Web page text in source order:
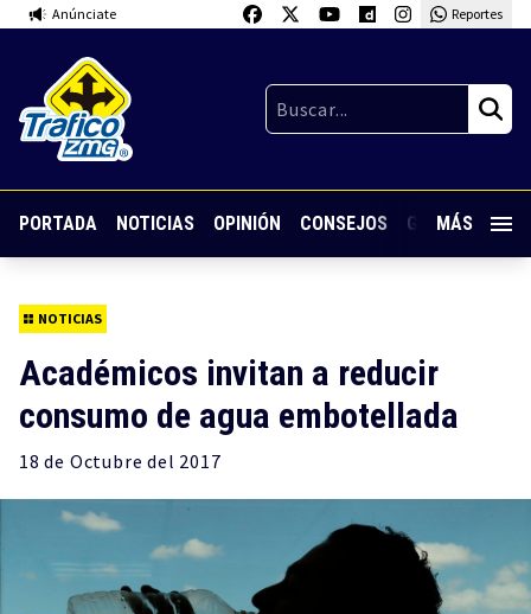
Anúnciate Reportes
PORTADA NOTICIAS OPINIÓN CONSEJOS GUARDIA
MÁS
NOTICIAS
Académicos invitan a reducir
consumo de agua embotellada
18 de Octubre del 2017